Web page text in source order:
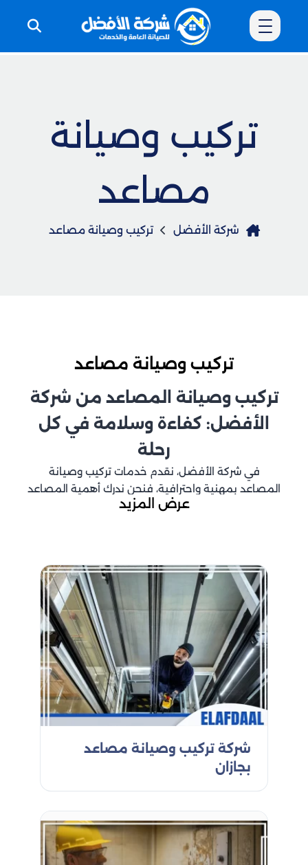
تركيب وصيانة
مصاعد
شركة الأفضل تركيب وصيانة مصاعد
تركيب وصيانة مصاعد
تركيب وصيانة المصاعد من شركة
الأفضل: كفاءة وسلامة في كل
رحلة
في شركة الأفضل، نقدم خدمات تركيب وصيانة
المصاعد بمهنية واحترافية، فنحن ندرك أهمية المصاعد
كوسيلة نقل أساسية في المباني السكنية والتجارية.
تركيب المصاعد: دقة وتخطيط
عملية تركيب المصاعد تتطلب تخطيطًا وتنفيذًا دقيقًا.
فريقنا المتخصص يقوم بتقييم السلامة الهيكلية
للمبنى والأنظمة الكهربائية والميكانيكية لتحديد أفضل
مكان للمصعد وضمان توافقه مع جميع قوانين
وأنظمة السلامة.
صيانة المصاعد: وقاية واستمرارية
بعد التركيب، نقدم برامج صيانة دورية للحفاظ على عمل
المصاعد بشكل صحيح وتجنب الأعطال المفاجئة. تشمل
عمليات تفتيش دورية لتحديد أي مشاكل محتملة.
صيانة وقائية للأجزاء الرئيسية للمصعد.
إصلاحات طارئة: استجابة سريعة
نوفر خدمة إصلاحات طارئة على مدار الساعة للتعامل
مع أي أعطال مفاجئة قد تحدث في المصاعد. فريقنا
عرض المزيد
شركة تركيب وصيانة مصاعد
بجازان